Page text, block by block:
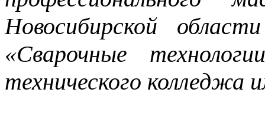
Новосибирской
«Сварочные
технического